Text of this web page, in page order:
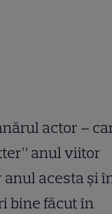
actor –
anul viitor
acesta şi
bine făcut în